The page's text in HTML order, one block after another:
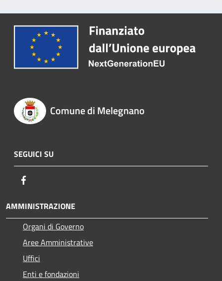
Comune di Melegnano
SEGUICI SU
AMMINISTRAZIONE
Organi di Governo
Aree Amministrative
Uffici
Enti e fondazioni